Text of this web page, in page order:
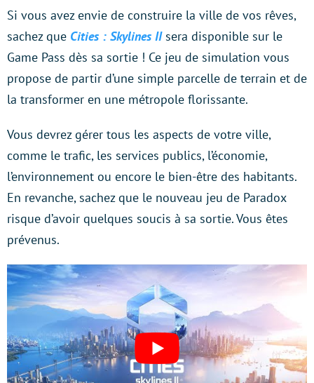
Si vous avez envie de construire la ville de vos rêves,
sachez que Cities : Skylines IIsera disponible sur le
Game Pass dès sa sortie ! Ce jeu de simulation vous
propose de partir d’une simple parcelle de terrain et de
la transformer en une métropole florissante.
Vous devrez gérer tous les aspects de votre ville,
comme le trafic, les services publics, l’économie,
l’environnement ou encore le bien-être des habitants.
En revanche, sachez que le nouveau jeu de Paradox
risque d’avoir quelques soucis à sa sortie. Vous êtes
prévenus.